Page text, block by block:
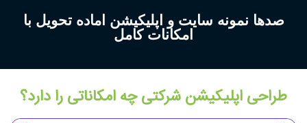
صدها نمونه سایت و اپلیکیشن اماده تحویل با
امکانات کامل
طراحی اپلیکیشن شرکتی چه امکاناتی را دارد؟